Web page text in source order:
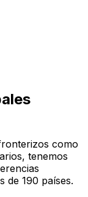
como
tenemos
de 190 países.